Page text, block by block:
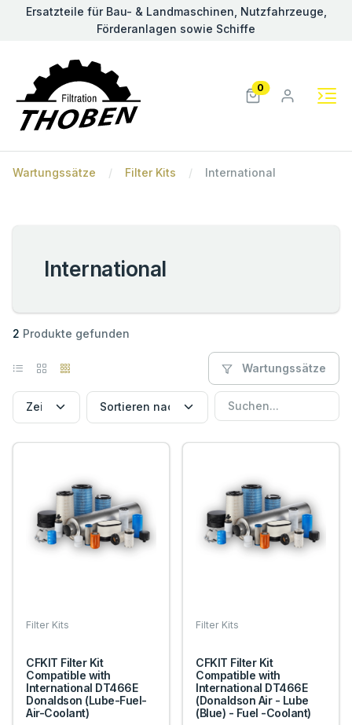
Ersatzteile für Bau- & Landmaschinen, Nutzfahrzeuge,
Förderanlagen sowie Schiffe
0
Wartungssätze Filter Kits International
International
2 Produkte gefunden
Wartungssätze
Filter Kits
CFKIT Filter Kit
Compatible with
International DT466E
Donaldson (Lube-Fuel-
Air-Coolant)
Filter Kits
CFKIT Filter Kit
Compatible with
International DT466E
(Donaldson Air - Lube
(Blue) - Fuel -Coolant)